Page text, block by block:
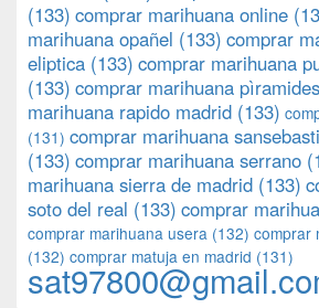
(133) comprar marihuana online
marihuana opañel (133) comprar
eliptica (133) comprar marihuana
(133) comprar marihuana pìramides
marihuana rapido madrid (133)
(131) comprar marihuana
(133) comprar marihuana serrano
marihuana sierra de madrid (133)
soto del real (133) comprar
comprar marihuana usera (132) comprar
(132) comprar matuja en madrid (131)